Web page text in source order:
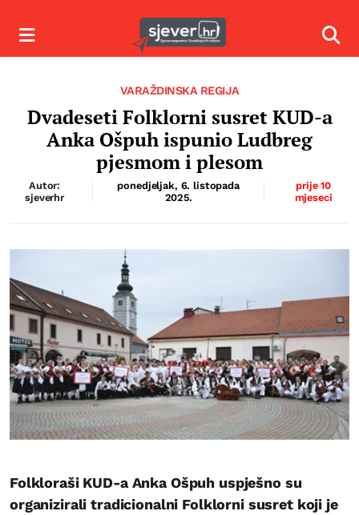
Izbornik
VARAŽDINSKA REGIJA
Dvadeseti Folklorni susret KUD-a
Anka Ošpuh ispunio Ludbreg
pjesmom i plesom
Autor:
sjeverhr
ponedjeljak, 6. listopada
2025.
prije 10
mjeseci
Folkloraši KUD-a Anka Ošpuh uspješno su
organizirali tradicionalni Folklorni susret koji je